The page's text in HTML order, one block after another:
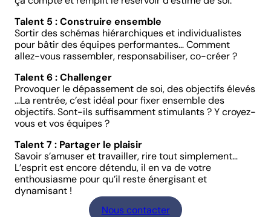
Talent 5 : Construire ensemble
Sortir des schémas hiérarchiques et individualistes
pour bâtir des équipes performantes… Comment
allez-vous rassembler, responsabiliser, co-créer ?
Talent 6 : Challenger
Provoquer le dépassement de soi, des objectifs élevés
…La rentrée, c’est idéal pour fixer ensemble des
objectifs. Sont-ils suffisamment stimulants ? Y croyez-
vous et vos équipes ?
Talent 7 : Partager le plaisir
Savoir s’amuser et travailler, rire tout simplement…
L’esprit est encore détendu, il en va de votre
enthousiasme pour qu’il reste énergisant et
dynamisant !
Nous contacter